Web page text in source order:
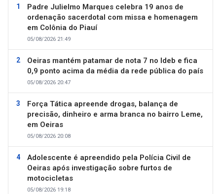
Padre Julielmo Marques celebra 19 anos de
ordenação sacerdotal com missa e homenagem
em Colônia do Piauí
05/08/2026 21:49
Oeiras mantém patamar de nota 7 no Ideb e fica
0,9 ponto acima da média da rede pública do país
05/08/2026 20:47
Força Tática apreende drogas, balança de
precisão, dinheiro e arma branca no bairro Leme,
em Oeiras
05/08/2026 20:08
Adolescente é apreendido pela Polícia Civil de
Oeiras após investigação sobre furtos de
motocicletas
05/08/2026 19:18